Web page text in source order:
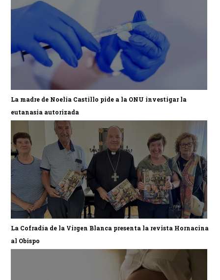
La madre de Noelia Castillo pide a la ONU investigar la
eutanasia autorizada
La Cofradía de la Virgen Blanca presenta la revista Hornacina
al Obispo